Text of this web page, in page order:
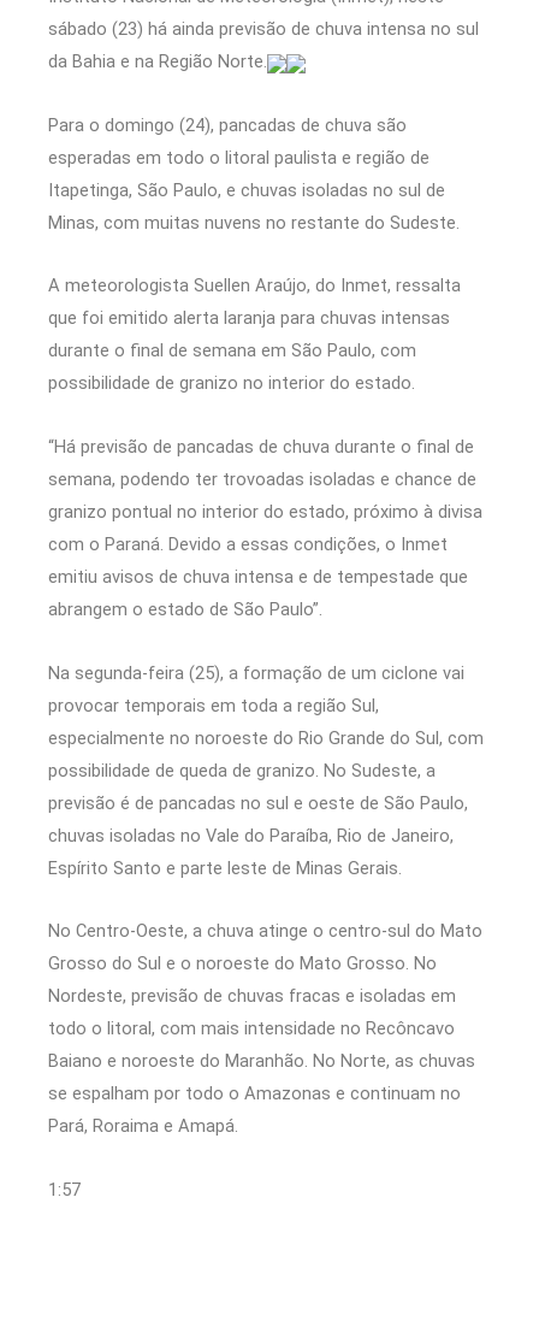
sábado (23) há ainda previsão de chuva intensa no sul
da Bahia e na Região Norte.
Para o domingo (24), pancadas de chuva são
esperadas em todo o litoral paulista e região de
Itapetinga, São Paulo, e chuvas isoladas no sul de
Minas, com muitas nuvens no restante do Sudeste.
A meteorologista Suellen Araújo, do Inmet, ressalta
que foi emitido alerta laranja para chuvas intensas
durante o final de semana em São Paulo, com
possibilidade de granizo no interior do estado.
“Há previsão de pancadas de chuva durante o final de
semana, podendo ter trovoadas isoladas e chance de
granizo pontual no interior do estado, próximo à divisa
com o Paraná. Devido a essas condições, o Inmet
emitiu avisos de chuva intensa e de tempestade que
abrangem o estado de São Paulo”.
Na segunda-feira (25), a formação de um ciclone vai
provocar temporais em toda a região Sul,
especialmente no noroeste do Rio Grande do Sul, com
possibilidade de queda de granizo. No Sudeste, a
previsão é de pancadas no sul e oeste de São Paulo,
chuvas isoladas no Vale do Paraíba, Rio de Janeiro,
Espírito Santo e parte leste de Minas Gerais.
No Centro-Oeste, a chuva atinge o centro-sul do Mato
Grosso do Sul e o noroeste do Mato Grosso. No
Nordeste, previsão de chuvas fracas e isoladas em
todo o litoral, com mais intensidade no Recôncavo
Baiano e noroeste do Maranhão. No Norte, as chuvas
se espalham por todo o Amazonas e continuam no
Pará, Roraima e Amapá.
1:57